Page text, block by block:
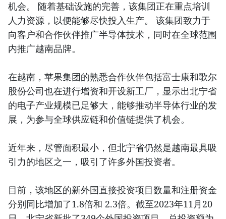
机会。 随着基础设施的完善，该集团正在重点培训
人力资源，以便能够尽快投入生产。 该集团致力于
向客户和合作伙伴推广半导体技术，同时在全球范围
内推广越南品牌。
在越南，苹果集团的熟悉合作伙伴包括富士康和歌尔
股份公司也在进行增资和开设新工厂，显示出北宁省
的电子产业规模已足够大，能够推动半导体行业的发
展，为参与全球供应链和价值链提供了机会。
近年来，尽管面积最小，但北宁省仍然是越南最具吸
引力的地区之一，吸引了许多外国投资者。
目前，该地区的新外国直接投资项目数量和注册资金
分别同比增加了1.8倍和 2.3倍。截至2023年11月20